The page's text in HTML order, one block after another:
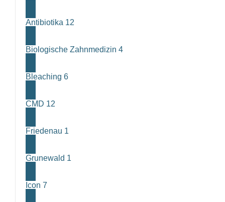
Antibiotika 12
Biologische Zahnmedizin 4
Bleaching 6
CMD 12
Friedenau 1
Grunewald 1
Icon 7